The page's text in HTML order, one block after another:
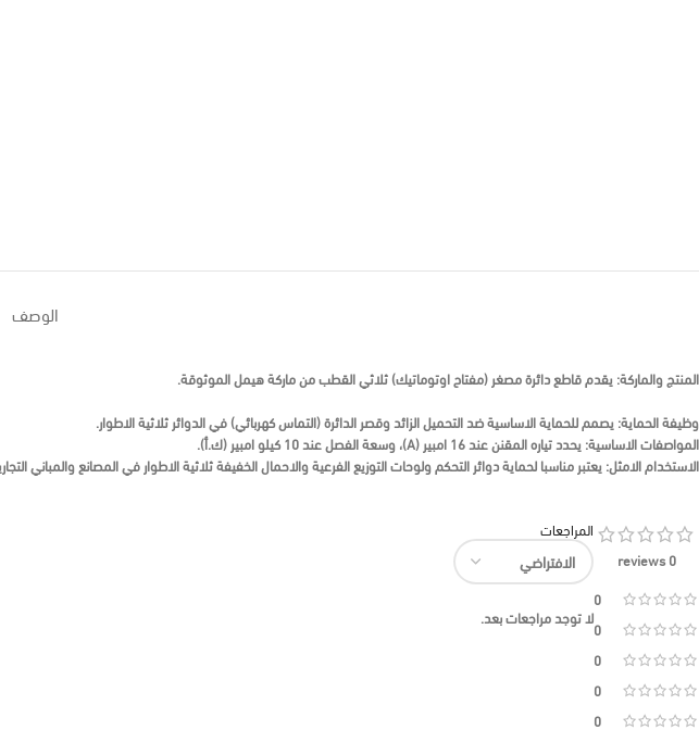
الوصف
المنتج والماركة:يقدم قاطع دائرة مصغر (مفتاح اوتوماتيك) ثلاثي القطب من ماركةهيملالموثوقة.
وظيفة الحماية:يصمم للحماية الاساسية ضد التحميل الزائد وقصر الدائرة (التماس كهربائي) في الدوائر ثلاثية الاطوار.
المواصفات الاساسية:يحدد تياره المقنن عند16 امبير (A) ، وسعة الفصل عند10 كيلو امبير (ك.أ)
.
الاستخدام الامثل:يعتبر مناسبا لحماية دوائر التحكم ولوحات التوزيع الفرعية والاحمال الخفيفة ثلاثية الاطوار في المصانع والمباني
0 reviews
0
0
0
0
0
المراجعات
لا توجد مراجعات بعد.